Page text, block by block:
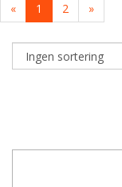
« 1 2 »